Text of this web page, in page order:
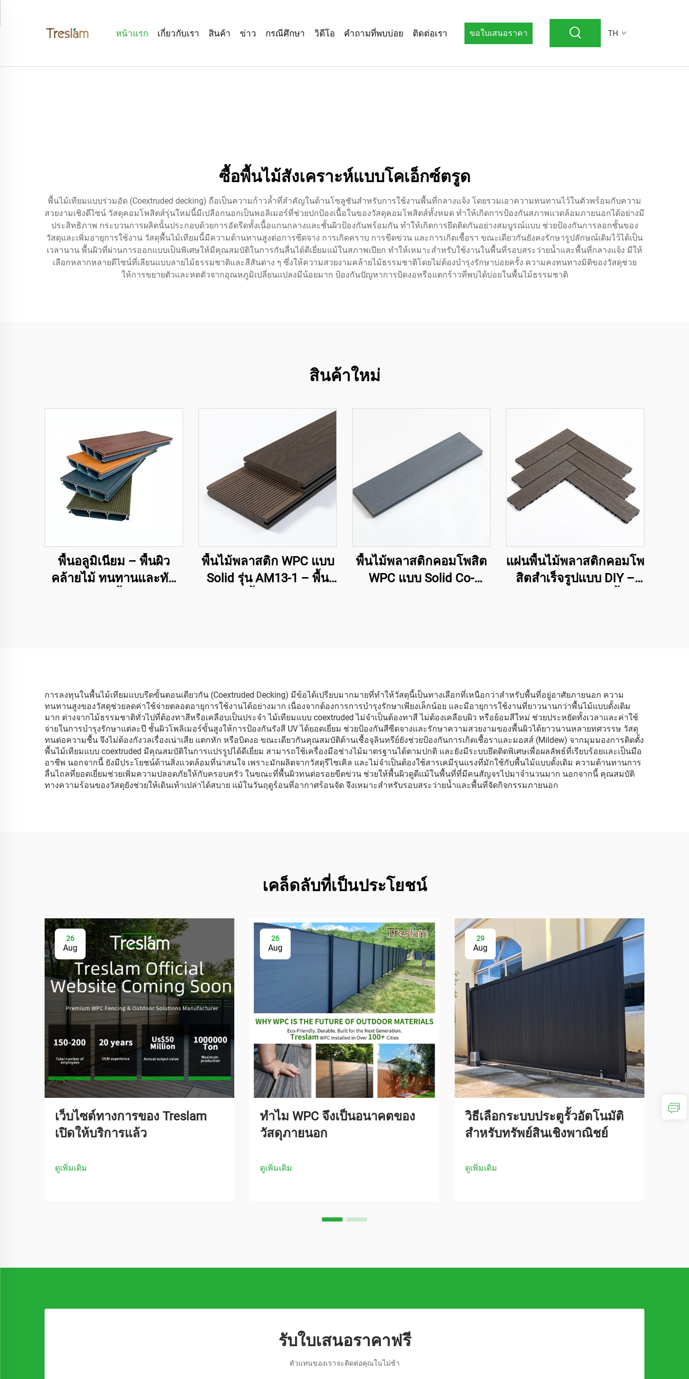
หน้าแรก เกี่ยวกับเรา สินค้า ข่าว กรณีศึกษา วิดีโอ คำถามที่พบบ่อย ติดต่อเรา ขอใบเสนอราคา TH
ซื้อพื้นไม้สังเคราะห์แบบโคเอ็กซ์ตรูด
พื้นไม้เทียมแบบร่วมอัด (Coextruded decking) ถือเป็นความก้าวล้ำที่สำคัญในด้านโซลูชันสำหรับการใช้งานพื้นที่กลางแจ้ง โดยรวมเอาความทนทานไว้ในตัวพร้อมกับความ
สวยงามเชิงดีไซน์ วัสดุคอมโพสิตส์รุ่นใหม่นี้มีเปลือกนอกเป็นพอลิเมอร์ที่ช่วยปกป้องเนื้อในของวัสดุคอมโพสิตส์ทั้งหมด ทำให้เกิดการป้องกันสภาพแวดล้อมภายนอกได้อย่างมี
ประสิทธิภาพ กระบวนการผลิตนั้นประกอบด้วยการอัดรีดทั้งเนื้อแกนกลางและชั้นผิวป้องกันพร้อมกัน ทำให้เกิดการยึดติดกันอย่างสมบูรณ์แบบ ช่วยป้องกันการลอกชั้นของ
วัสดุและเพิ่มอายุการใช้งาน วัสดุพื้นไม้เทียมนี้มีความต้านทานสูงต่อการซีดจาง การเกิดคราบ การขีดข่วน และการเกิดเชื้อรา ขณะเดียวกันยังคงรักษารูปลักษณ์เดิมไว้ได้เป็น
เวลานาน พื้นผิวที่ผ่านการออกแบบเป็นพิเศษให้มีคุณสมบัติในการกันลื่นได้ดีเยี่ยมแม้ในสภาพเปียก ทำให้เหมาะสำหรับใช้งานในพื้นที่รอบสระว่ายน้ำและพื้นที่กลางแจ้ง มีให้
เลือกหลากหลายดีไซน์ที่เลียนแบบลายไม้ธรรมชาติและสีสันต่าง ๆ ซึ่งให้ความสวยงามคล้ายไม้ธรรมชาติโดยไม่ต้องบำรุงรักษาบ่อยครั้ง ความคงทนทางมิติของวัสดุช่วย
ให้การขยายตัวและหดตัวจากอุณหภูมิเปลี่ยนแปลงมีน้อยมาก ป้องกันปัญหาการบิดงอหรือแตกร้าวที่พบได้บ่อยในพื้นไม้ธรรมชาติ
สินค้าใหม่
พื้นอลูมิเนียม – พื้นผิว
คล้ายไม้ ทนทานและทัน
พื้นไม้พลาสติก WPC แบบ
Solid รุ่น AM13-1 – พื้น
พื้นไม้พลาสติกคอมโพสิต
WPC แบบ Solid Co-
แผ่นพื้นไม้พลาสติกคอมโพ
สิตสำเร็จรูปแบบ DIY –
การลงทุนในพื้นไม้เทียมแบบรีดขั้นตอนเดียวกัน (Coextruded Decking) มีข้อได้เปรียบมากมายที่ทำให้วัสดุนี้เป็นทางเลือกที่เหนือกว่าสำหรับพื้นที่อยู่อาศัยภายนอก ความ
ทนทานสูงของวัสดุช่วยลดค่าใช้จ่ายตลอดอายุการใช้งานได้อย่างมาก เนื่องจากต้องการการบำรุงรักษาเพียงเล็กน้อย และมีอายุการใช้งานที่ยาวนานกว่าพื้นไม้แบบดั้งเดิม
มาก ต่างจากไม้ธรรมชาติทั่วไปที่ต้องทาสีหรือเคลือบเป็นประจำ ไม้เทียมแบบ coextruded ไม่จำเป็นต้องทาสี ไม่ต้องเคลือบผิว หรือย้อมสีใหม่ ช่วยประหยัดทั้งเวลาและค่าใช้
จ่ายในการบำรุงรักษาแต่ละปี ชั้นผิวโพลิเมอร์ขั้นสูงให้การป้องกันรังสี UV ได้ยอดเยี่ยม ช่วยป้องกันสีซีดจางและรักษาความสวยงามของพื้นผิวได้ยาวนานหลายทศวรรษ วัสดุ
ทนต่อความชื้น จึงไม่ต้องกังวลเรื่องเน่าเสีย แตกหัก หรือบิดงอ ขณะเดียวกันคุณสมบัติต้านเชื้อจุลินทรีย์ยังช่วยป้องกันการเกิดเชื้อราและมอสส์ (Mildew) จากมุมมองการติดตั้ง
พื้นไม้เทียมแบบ coextruded มีคุณสมบัติในการแปรรูปได้ดีเยี่ยม สามารถใช้เครื่องมือช่างไม้มาตรฐานได้ตามปกติ และยังมีระบบยึดติดพิเศษเพื่อผลลัพธ์ที่เรียบร้อยและเป็นมือ
อาชีพ นอกจากนี้ ยังมีประโยชน์ด้านสิ่งแวดล้อมที่น่าสนใจ เพราะมักผลิตจากวัสดุรีไซเคิล และไม่จำเป็นต้องใช้สารเคมีรุนแรงที่มักใช้กับพื้นไม้แบบดั้งเดิม ความต้านทานการ
ลื่นไถลที่ยอดเยี่ยมช่วยเพิ่มความปลอดภัยให้กับครอบครัว ในขณะที่พื้นผิวทนต่อรอยขีดข่วน ช่วยให้พื้นผิวดูดีแม้ในพื้นที่ที่มีคนสัญจรไปมาจำนวนมาก นอกจากนี้ คุณสมบัติ
ทางความร้อนของวัสดุยังช่วยให้เดินเท้าเปล่าได้สบาย แม้ในวันฤดูร้อนที่อากาศร้อนจัด จึงเหมาะสำหรับรอบสระว่ายน้ำและพื้นที่จัดกิจกรรมภายนอก
เคล็ดลับที่เป็นประโยชน์
26
Aug
เว็บไซต์ทางการของ Treslam
เปิดให้บริการแล้ว
ดูเพิ่มเติม
26
Aug
ทำไม WPC จึงเป็นอนาคตของ
วัสดุภายนอก
ดูเพิ่มเติม
29
Aug
วิธีเลือกระบบประตูรั้วอัตโนมัติ
สำหรับทรัพย์สินเชิงพาณิชย์
ดูเพิ่มเติม
เห
รับใบเสนอราคาฟรี
ตัวแทนของเราจะติดต่อคุณในไม่ช้า